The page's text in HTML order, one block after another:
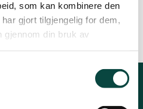
som kan kombinere den
gjort tilgjengelig for dem,
gjennom din bruk av
07.02.2022